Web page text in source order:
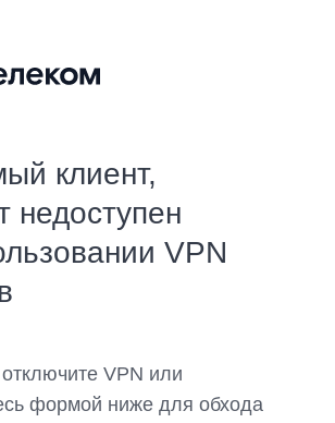
клиент,
недоступен
VPN
VPN или
формой ниже для обхода